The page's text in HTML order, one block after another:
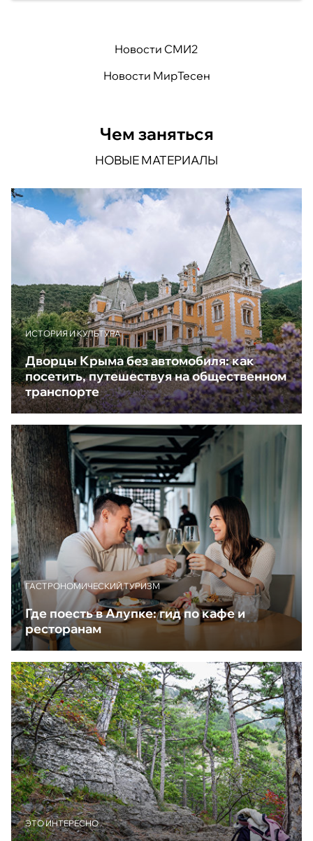
Новости СМИ2
Новости МирТесен
Чем заняться
НОВЫЕ МАТЕРИАЛЫ
ИСТОРИЯ И КУЛЬТУРА
Дворцы Крыма без автомобиля: как
посетить, путешествуя на общественном
транспорте
ГАСТРОНОМИЧЕСКИЙ ТУРИЗМ
Где поесть в Алупке: гид по кафе и
ресторанам
ЭТО ИНТЕРЕСНО